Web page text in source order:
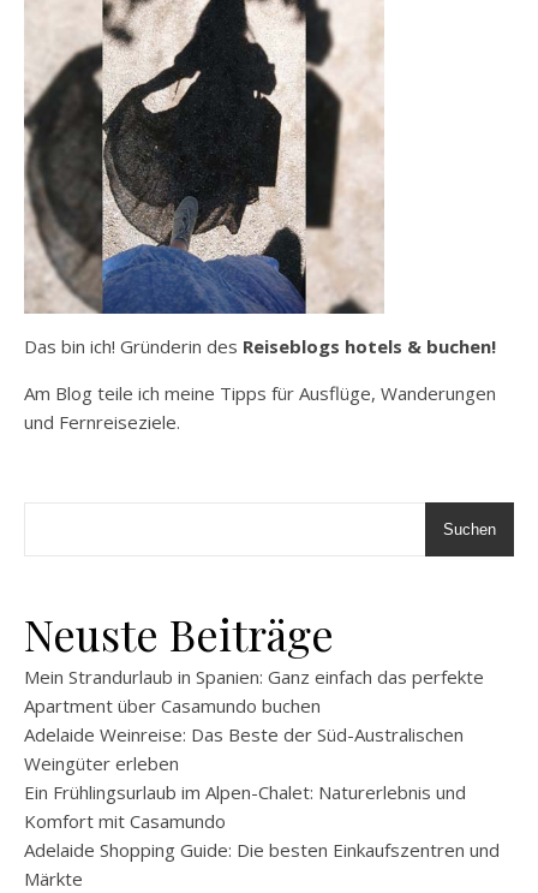
Das bin ich! Gründerin des Reiseblogs hotels & buchen!
Am Blog teile ich meine Tipps für Ausflüge, Wanderungen
und Fernreiseziele.
Suchen
Neuste Beiträge
Mein Strandurlaub in Spanien: Ganz einfach das perfekte
Apartment über Casamundo buchen
Adelaide Weinreise: Das Beste der Süd-Australischen
Weingüter erleben
Ein Frühlingsurlaub im Alpen-Chalet: Naturerlebnis und
Komfort mit Casamundo
Adelaide Shopping Guide: Die besten Einkaufszentren und
Märkte